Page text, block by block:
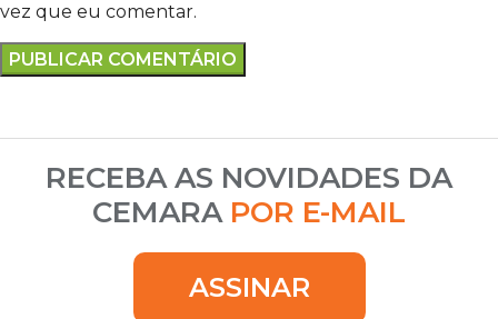
vez que eu comentar.
RECEBA AS NOVIDADES DA
CEMARA POR E-MAIL
ASSINAR